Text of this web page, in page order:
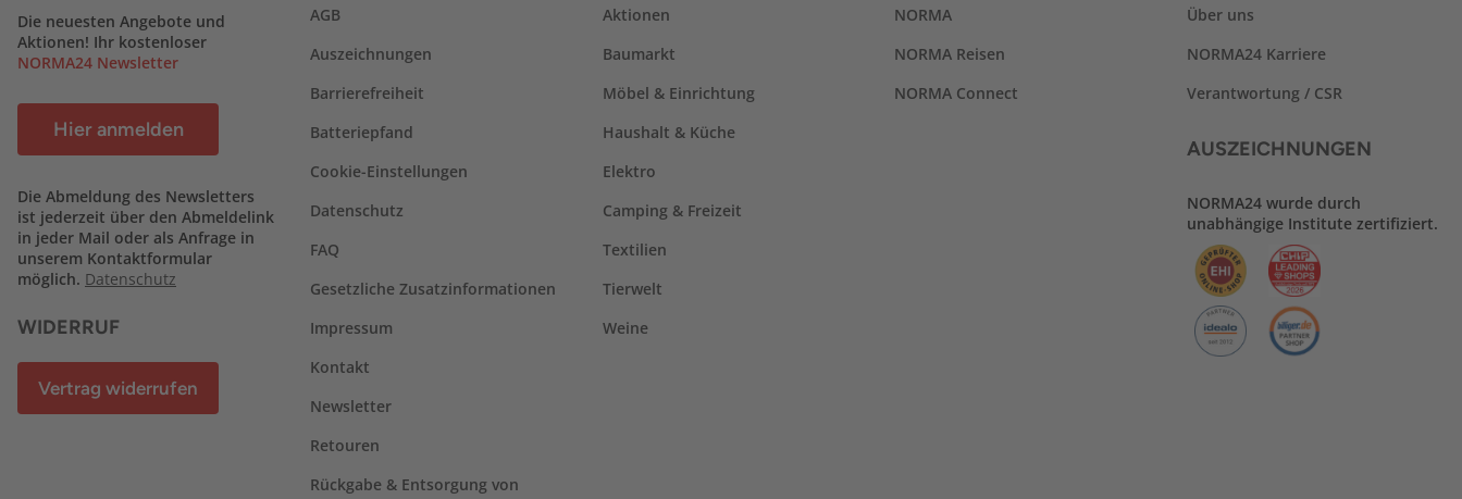
Die neuesten Angebote und
Aktionen! Ihr kostenloser
NORMA24 Newsletter
Hier anmelden
Die Abmeldung des Newsletters
ist jederzeit über den Abmeldelink
in jeder Mail oder als Anfrage in
unserem Kontaktformular
möglich. Datenschutz
WIDERRUF
Vertrag widerrufen
AGB
Auszeichnungen
Barrierefreiheit
Batteriepfand
Cookie-Einstellungen
Datenschutz
FAQ
Gesetzliche Zusatzinformationen
Impressum
Kontakt
Newsletter
Retouren
Rückgabe & Entsorgung von
Aktionen
Baumarkt
Möbel & Einrichtung
Haushalt & Küche
Elektro
Camping & Freizeit
Textilien
Tierwelt
Weine
NORMA
NORMA Reisen
NORMA Connect
Über uns
NORMA24 Karriere
Verantwortung / CSR
AUSZEICHNUNGEN
NORMA24 wurde durch
unabhängige Institute zertifiziert.